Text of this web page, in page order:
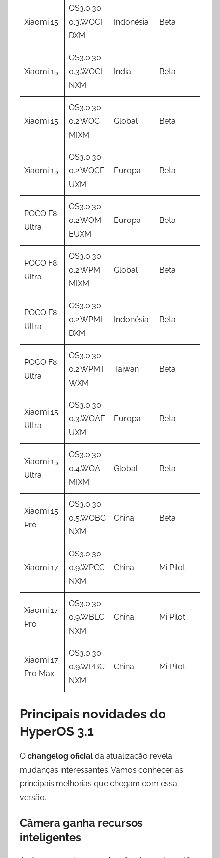
Xiaomi 15
OS3.0.30
0.3.WOCI
DXM
Indonésia Beta
Xiaomi 15
OS3.0.30
0.3.WOCI
NXM
Índia Beta
Xiaomi 15
OS3.0.30
0.2.WOC
MIXM
Global Beta
Xiaomi 15
OS3.0.30
0.2.WOCE
UXM
Europa Beta
POCO F8
Ultra
OS3.0.30
0.2.WOM
EUXM
Europa Beta
POCO F8
Ultra
OS3.0.30
0.2.WPM
MIXM
Global Beta
POCO F8
Ultra
OS3.0.30
0.2.WPMI
DXM
Indonésia Beta
POCO F8
Ultra
OS3.0.30
0.2.WPMT
WXM
Taiwan Beta
Xiaomi 15
Ultra
OS3.0.30
0.3.WOAE
UXM
Europa Beta
Xiaomi 15
Ultra
OS3.0.30
0.4.WOA
MIXM
Global Beta
Xiaomi 15
Pro
OS3.0.30
0.5.WOBC
NXM
China Beta
Xiaomi 17
OS3.0.30
0.9.WPCC
NXM
China Mi Pilot
Xiaomi 17
Pro
OS3.0.30
0.9.WBLC
NXM
China Mi Pilot
Xiaomi 17
Pro Max
OS3.0.30
0.9.WPBC
NXM
China Mi Pilot
Principais novidades do
HyperOS 3.1
O changelog oficial da atualização revela
mudanças interessantes. Vamos conhecer as
principais melhorias que chegam com essa
versão.
Câmera ganha recursos
inteligentes